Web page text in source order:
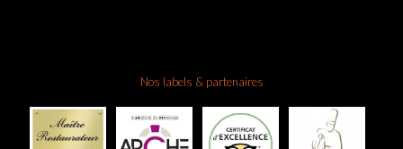
Nos labels & partenaires